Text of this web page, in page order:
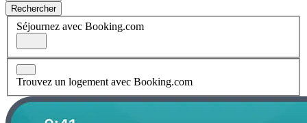
Rechercher
Séjournez avec Booking.com
Trouvez un logement avec Booking.com